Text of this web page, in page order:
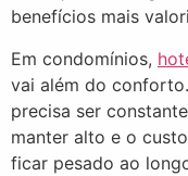
benefícios mais
Em condomínios,
vai além do
precisa ser
manter alto e o
ficar pesado ao